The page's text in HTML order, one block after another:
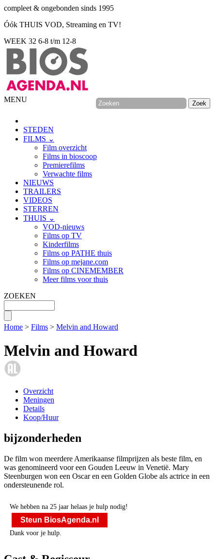
compleet & ongebonden sinds 1995
Óók THUIS VOD, Streaming en TV!
WEEK 32 6-8 t/m 12-8
MENU
STEDEN
FILMS ⌄
Film overzicht
Films in bioscoop
Premierefilms
Verwachte films
NIEUWS
TRAILERS
VIDEOS
STERREN
THUIS ⌄
VOD-nieuws
Films op TV
Kinderfilms
Films op PATHE thuis
Films op mejane.com
Films op CINEMEMBER
Meer films voor thuis
ZOEKEN
Home > Films > Melvin and Howard
Melvin and Howard
Overzicht
Meningen
Details
Koop/Huur
bijzonderheden
De film won meerdere Amerikaanse filmprijzen als beste film, en
was genomineerd voor een Gouden Leeuw in Venetië. Mary
Steenburgen won een Oscar en een Golden Globe als actrice in een
ondersteunende rol.
We hebben na 25 jaar helaas je hulp nodig!
Steun BiosAgenda.nl
Dank voor je hulp.